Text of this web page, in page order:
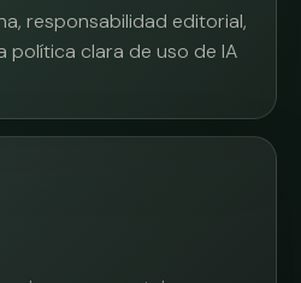
responsabilidad editorial,
política clara de uso de IA